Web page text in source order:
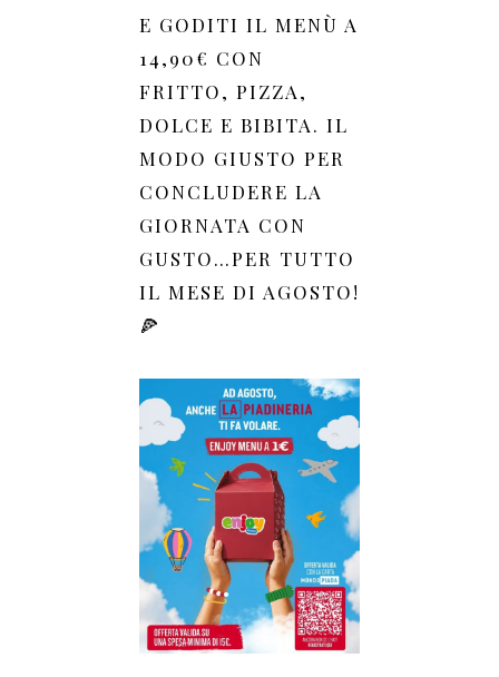
E GODITI IL MENÙ A
14,90€ CON
FRITTO, PIZZA,
DOLCE E BIBITA. IL
MODO GIUSTO PER
CONCLUDERE LA
GIORNATA CON
GUSTO…PER TUTTO
IL MESE DI AGOSTO!
🍕